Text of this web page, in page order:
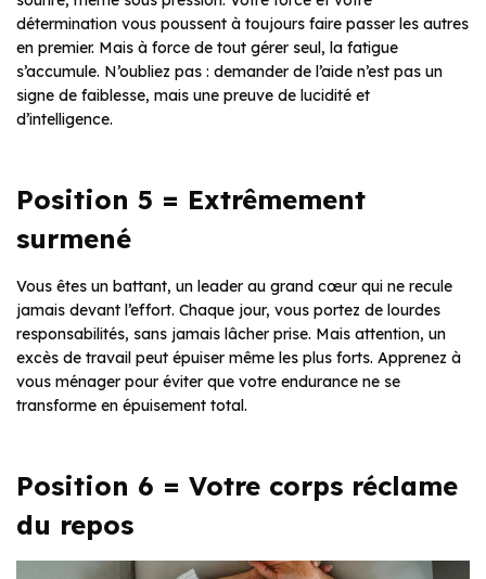
détermination vous poussent à toujours faire passer les autres
en premier. Mais à force de tout gérer seul, la fatigue
s’accumule. N’oubliez pas : demander de l’aide n’est pas un
signe de faiblesse, mais une preuve de lucidité et
d’intelligence.
Position 5 = Extrêmement
surmené
Vous êtes un battant, un leader au grand cœur qui ne recule
jamais devant l’effort. Chaque jour, vous portez de lourdes
responsabilités, sans jamais lâcher prise. Mais attention, un
excès de travail peut épuiser même les plus forts. Apprenez à
vous ménager pour éviter que votre endurance ne se
transforme en épuisement total.
Position 6 = Votre corps réclame
du repos